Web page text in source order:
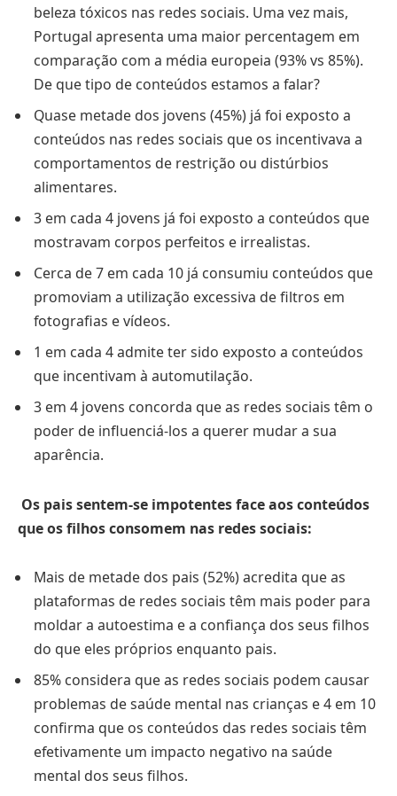
beleza tóxicos nas redes sociais. Uma vez mais,
Portugal apresenta uma maior percentagem em
comparação com a média europeia (93% vs 85%).
De que tipo de conteúdos estamos a falar?
Quase metade dos jovens (45%) já foi exposto a
conteúdos nas redes sociais que os incentivava a
comportamentos de restrição ou distúrbios
alimentares.
3 em cada 4 jovens já foi exposto a conteúdos que
mostravam corpos perfeitos e irrealistas.
Cerca de 7 em cada 10 já consumiu conteúdos que
promoviam a utilização excessiva de filtros em
fotografias e vídeos.
1 em cada 4 admite ter sido exposto a conteúdos
que incentivam à automutilação.
3 em 4 jovens concorda que as redes sociais têm o
poder de influenciá-los a querer mudar a sua
aparência.
Os pais sentem-se impotentes face aos conteúdos
que os filhos consomem nas redes sociais:
Mais de metade dos pais (52%) acredita que as
plataformas de redes sociais têm mais poder para
moldar a autoestima e a confiança dos seus filhos
do que eles próprios enquanto pais.
85% considera que as redes sociais podem causar
problemas de saúde mental nas crianças e 4 em 10
confirma que os conteúdos das redes sociais têm
efetivamente um impacto negativo na saúde
mental dos seus filhos.